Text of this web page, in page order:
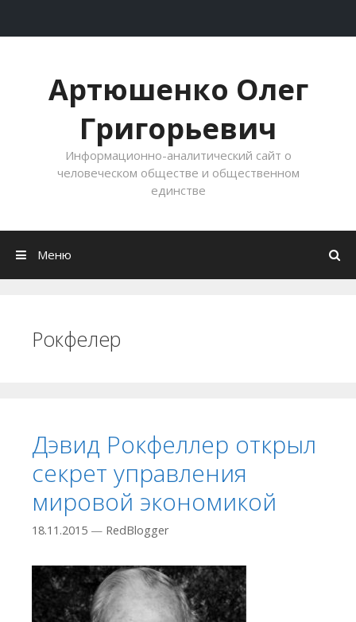
Артюшенко Олег
Григорьевич
Информационно-аналитический сайт о
человеческом обществе и общественном
единстве
Меню
Рокфелер
Дэвид Рокфеллер открыл
секрет управления
мировой экономикой
18.11.2015 — RedBlogger